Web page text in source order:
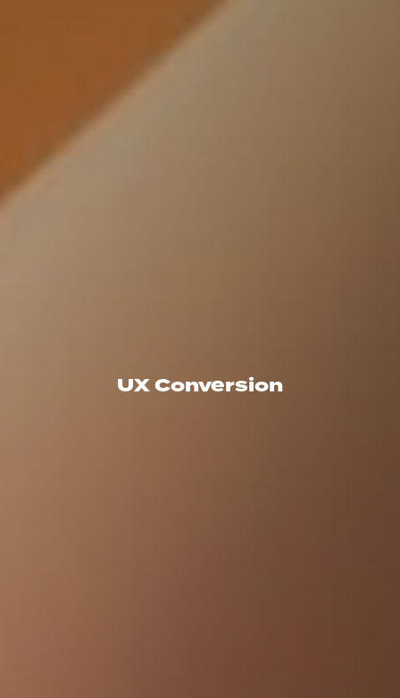
UX Conversion